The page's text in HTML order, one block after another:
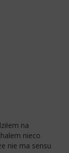
na
nieco
nie ma sensu